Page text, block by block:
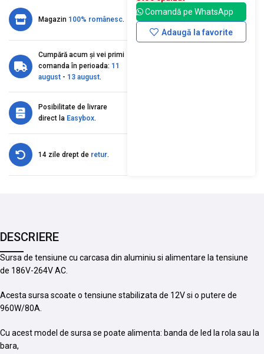
Magazin 100% românesc.
Cumpără acum și vei primi
comanda în perioada: 11
august - 13 august.
Posibilitate de livrare
direct la Easybox.
14 zile drept de retur.
Comandă pe WhatsApp
Adaugă la favorite
DESCRIERE
Sursa de tensiune cu carcasa din aluminiu si alimentare la tensiune
de 186V-264V AC.
Acesta sursa scoate o tensiune stabilizata de 12V si o putere de
960W/80A.
Cu acest model de sursa se poate alimenta: banda de led la rola sau la
bara,